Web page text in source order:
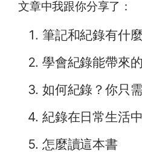
文章中我跟你分享了：
筆記和紀錄有什
學會紀錄能帶來
如何紀錄？你只
紀錄在日常生活
怎麼讀這本書